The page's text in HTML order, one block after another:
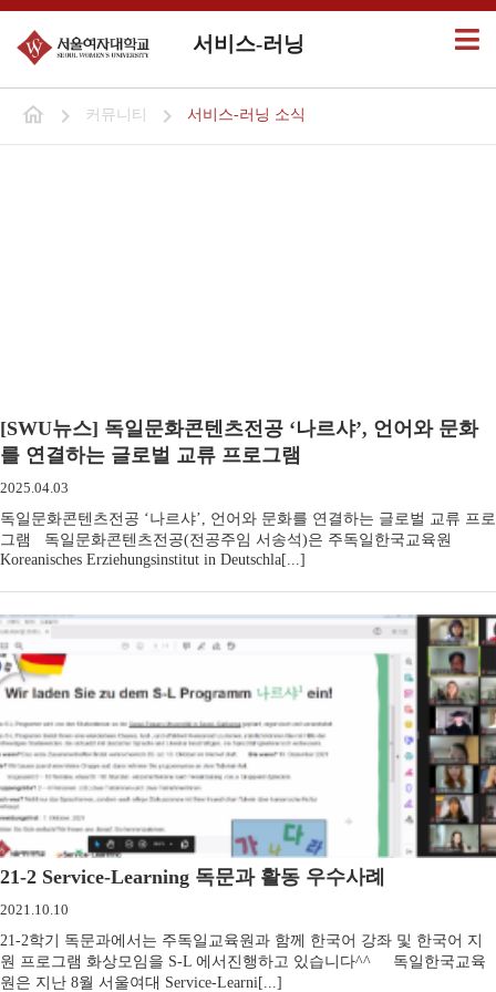
서비스-러닝
커뮤니티 서비스-러닝 소식
[SWU뉴스] 독일문화콘텐츠전공 ‘나르샤’, 언어와 문화
를 연결하는 글로벌 교류 프로그램
2025.04.03
독일문화콘텐츠전공 ‘나르샤’, 언어와 문화를 연결하는 글로벌 교류 프로
그램   독일문화콘텐츠전공(전공주임 서송석)은 주독일한국교육원
Koreanisches Erziehungsinstitut in Deutschla[...]
21-2 Service-Learning 독문과 활동 우수사례
2021.10.10
21-2학기 독문과에서는 주독일교육원과 함께 한국어 강좌 및 한국어 지
원 프로그램 화상모임을 S-L 에서진행하고 있습니다^^     독일한국교육
원은 지난 8월 서울여대 Service-Learni[...]